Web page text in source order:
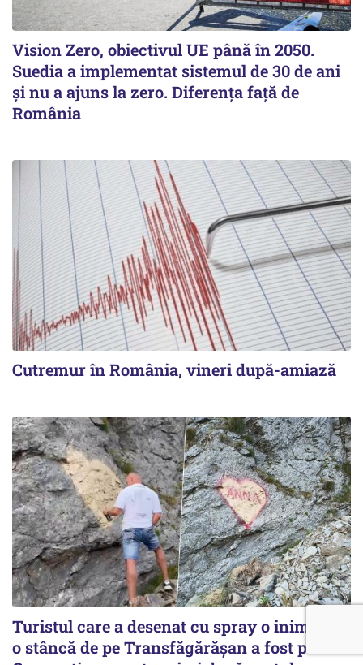
Vision Zero, obiectivul UE până în 2050.
Suedia a implementat sistemul de 30 de ani
şi nu a ajuns la zero. Diferenţa faţă de
România
Cutremur în România, vineri după-amiază
Turistul care a desenat cu spray o inimă pe
o stâncă de pe Transfăgărășan a fost prins.